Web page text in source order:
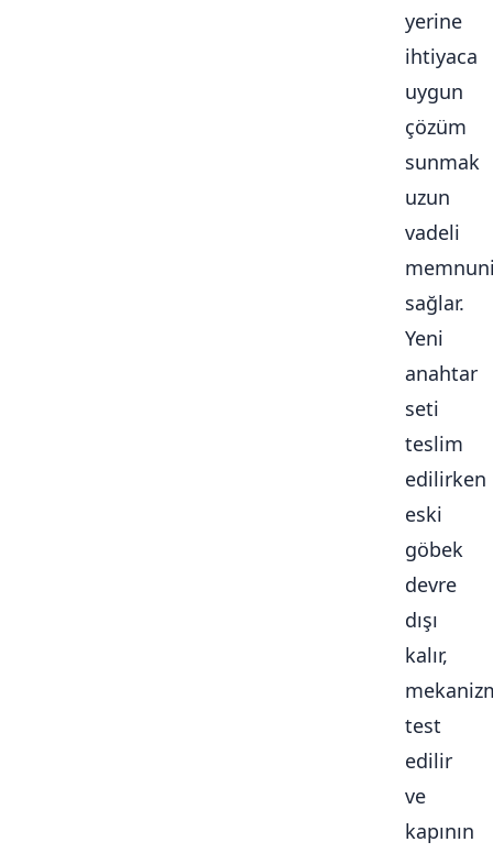
yerine
ihtiyaca
uygun
çözüm
sunmak
uzun
vadeli
sağlar.
Yeni
anahtar
seti
teslim
edilirken
eski
göbek
devre
dışı
kalır,
test
edilir
ve
kapının